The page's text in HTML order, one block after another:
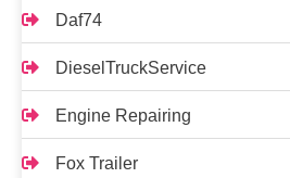
Daf74
DieselTruckService
Engine Repairing
Fox Trailer